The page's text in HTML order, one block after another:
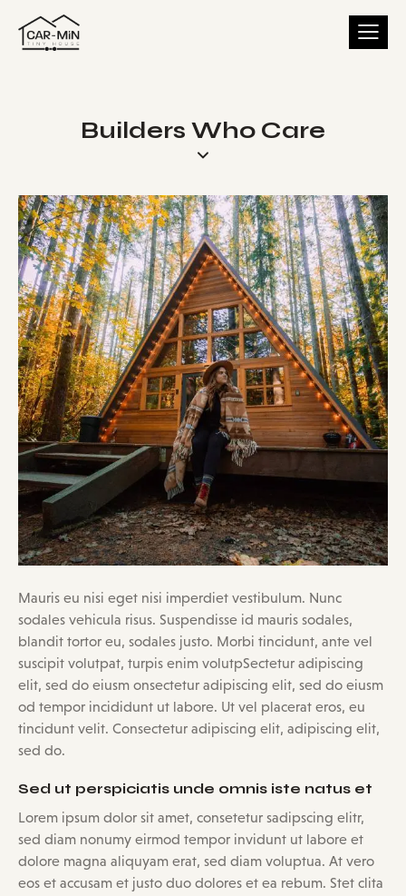
Builders Who Care
Mauris eu nisi eget nisi imperdiet vestibulum. Nunc
sodales vehicula risus. Suspendisse id mauris sodales,
blandit tortor eu, sodales justo. Morbi tincidunt, ante vel
suscipit volutpat, turpis enim volutpSectetur adipiscing
elit, sed do eiusm onsectetur adipiscing elit, sed do eiusm
od tempor incididunt ut labore. Ut vel placerat eros, eu
tincidunt velit. Consectetur adipiscing elit, adipiscing elit,
sed do.
Sed ut perspiciatis unde omnis iste natus et
Lorem ipsum dolor sit amet, consetetur sadipscing elitr,
sed diam nonumy eirmod tempor invidunt ut labore et
dolore magna aliquyam erat, sed diam voluptua. At vero
eos et accusam et justo duo dolores et ea rebum. Stet clita